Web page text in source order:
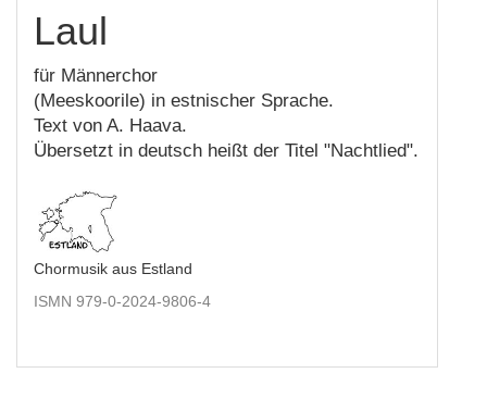
Laul
für Männerchor
(Meeskoorile) in estnischer Sprache.
Text von A. Haava.
Übersetzt in deutsch heißt der Titel "Nachtlied".
Chormusik aus Estland
ISMN 979-0-2024-9806-4